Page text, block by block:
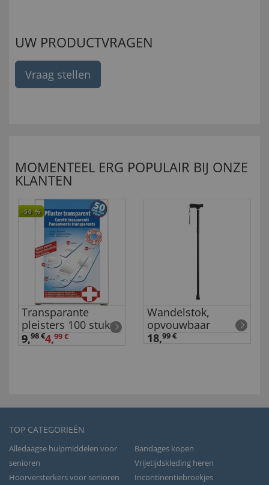
UW PRODUCTVRAGEN
Vraag stellen
MOMENTEEL ERG POPULAIR BIJ ONZE
KLANTEN
-50 %
Transparante
pleisters 100 stuks
9,98 €4,99 €
Wandelstok,
opvouwbaar
18,99 €
TOP CATEGORIEËN
Alledaagse hulpmiddelen voor
senioren
Bandages kopen
Vrijetijdskleding heren
Hoorversterkers voor senioren
Incontinentiebroekjes